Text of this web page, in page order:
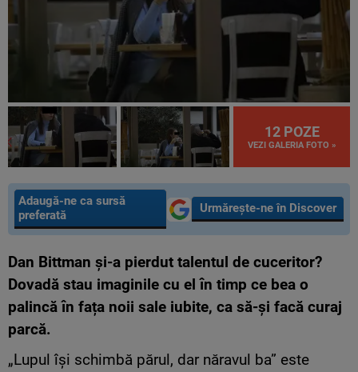
12 POZE
VEZI GALERIA FOTO »
Adaugă-ne ca sursă
preferată
Urmărește-ne în Discover
Dan Bittman și-a pierdut talentul de cuceritor?
Dovadă stau imaginile cu el în timp ce bea o
palincă în fața noii sale iubite, ca să-și facă curaj
parcă.
„Lupul își schimbă părul, dar năravul ba” este